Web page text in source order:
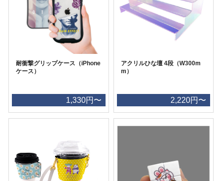
耐衝撃グリップケース（iPhone
ケース）
1,330円〜
アクリルひな壇 4段（W300m
m）
2,220円〜